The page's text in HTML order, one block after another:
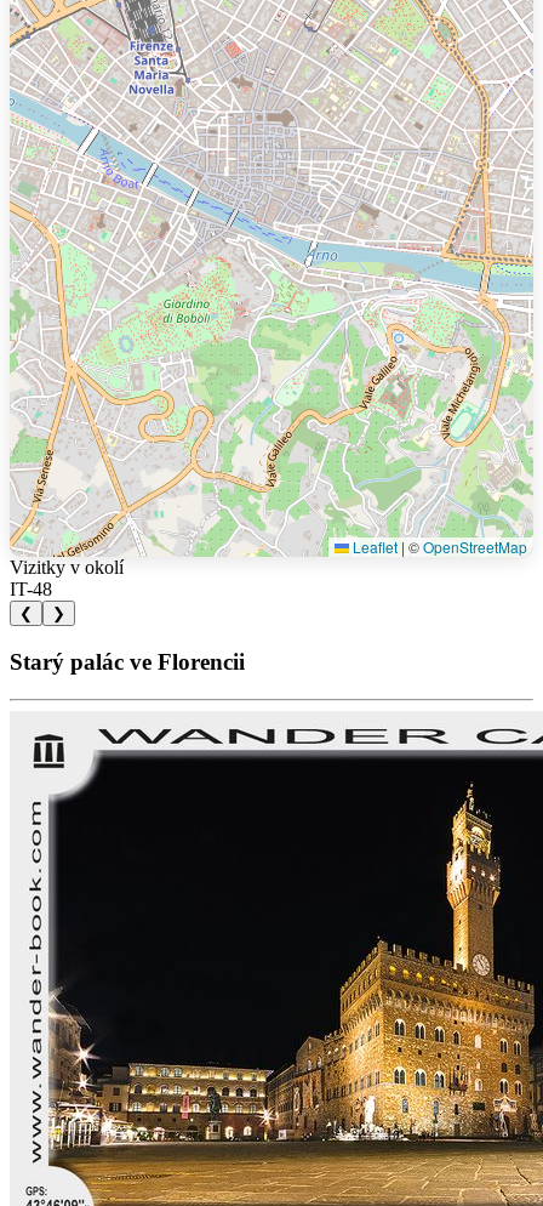
Leaflet |©OpenStreetMap
Vizitky v okolí
IT-48
❮ ❯
Starý palác ve Florencii